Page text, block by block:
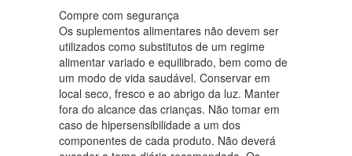
Compre com segurança
Os suplementos alimentares não devem ser
utilizados como substitutos de um regime
alimentar variado e equilibrado, bem como de
um modo de vida saudável. Conservar em
local seco, fresco e ao abrigo da luz. Manter
fora do alcance das crianças. Não tomar em
caso de hipersensibilidade a um dos
componentes de cada produto. Não deverá